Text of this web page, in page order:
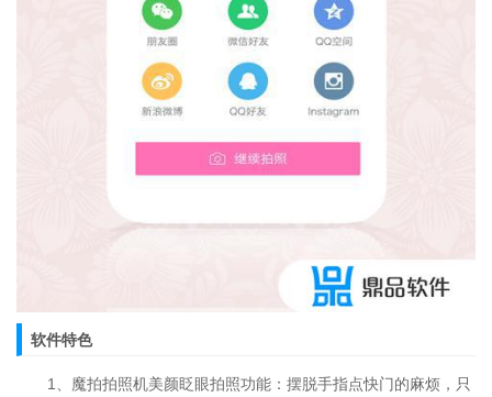
软件特色
1、魔拍拍照机美颜眨眼拍照功能：摆脱手指点快门的麻烦，只